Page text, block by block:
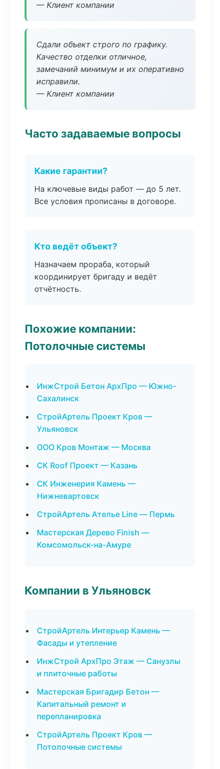
— Клиент компании
Сдали объект строго по графику.
Качество отделки отличное,
замечаний минимум и их оперативно
исправили.
— Клиент компании
Часто задаваемые вопросы
Какие гарантии?
На ключевые виды работ — до 5 лет.
Все условия прописаны в договоре.
Кто ведёт объект?
Назначаем прораба, который
координирует бригаду и ведёт
отчётность.
Похожие компании:
Потолочные системы
ИнжСтрой Бетон АрхПро — Южно-
Сахалинск
СтройАртель Проект Кров —
Ульяновск
ООО Кров Монтаж — Москва
СК Roof Проект — Казань
СК Инженерия Камень —
Нижневартовск
СтройАртель Ателье Line — Пермь
Мастерская Дерево Finish —
Комсомольск-на-Амуре
Компании в Ульяновск
СтройАртель Интерьер Камень —
Фасады и утепление
ИнжСтрой АрхПро Этаж — Санузлы
и плиточные работы
Мастерская Бригадир Бетон —
Капитальный ремонт и
перепланировка
СтройАртель Проект Кров —
Потолочные системы